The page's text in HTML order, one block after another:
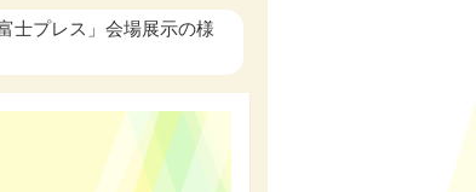
士プレス」会場展示の様